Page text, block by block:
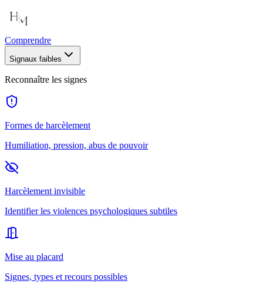
Comprendre
Signaux faibles
Reconnaître les signes
Formes de harcèlement
Humiliation, pression, abus de pouvoir
Harcèlement invisible
Identifier les violences psychologiques subtiles
Mise au placard
Signes, types et recours possibles